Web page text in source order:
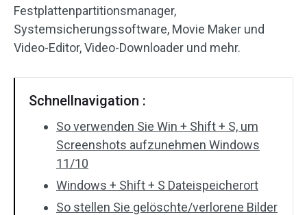
Festplattenpartitionsmanager,
Systemsicherungssoftware, Movie Maker und
Video-Editor, Video-Downloader und mehr.
Schnellnavigation :
So verwenden Sie Win + Shift + S, um
Screenshots aufzunehmen Windows
11/10
Windows + Shift + S Dateispeicherort
So stellen Sie gelöschte/verlorene Bilder